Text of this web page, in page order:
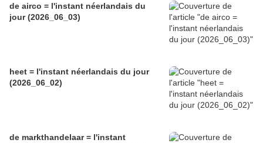
de airco = l'instant néerlandais du
jour (2026_06_03)
heet = l'instant néerlandais du jour
(2026_06_02)
de markthandelaar = l'instant